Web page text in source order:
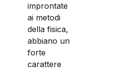
improntate
ai metodi
della fisica,
abbiano un
forte
carattere